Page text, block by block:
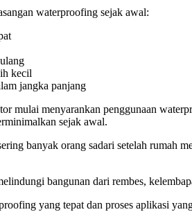
waterproofing sejak awal:
kecil
jangka panjang
mulai menyarankan penggunaan
sejak awal.
banyak orang sadari setelah rumah
bangunan dari rembes,
yang tepat dan proses aplikasi